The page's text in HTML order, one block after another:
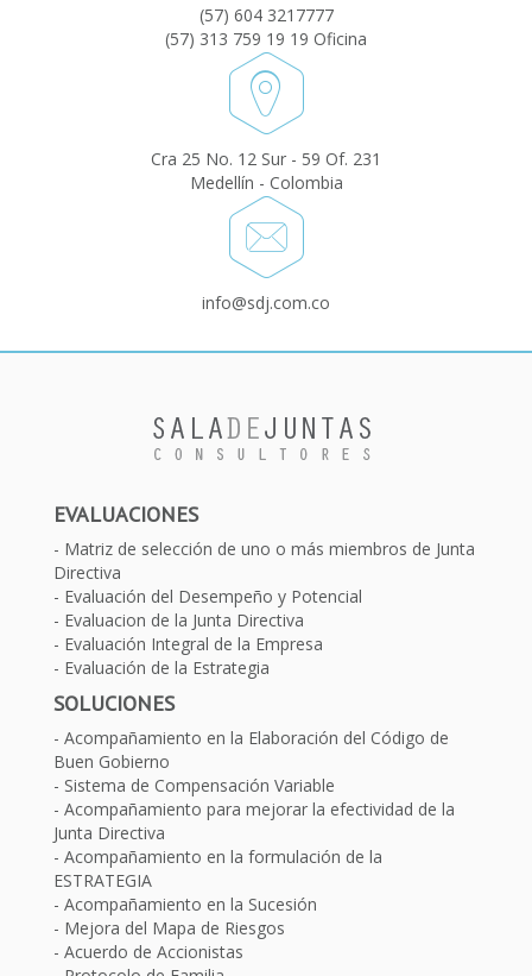
(57) 604 3217777
(57) 313 759 19 19 Oficina
Cra 25 No. 12 Sur - 59 Of. 231
Medellín - Colombia
info@sdj.com.co
EVALUACIONES
Matriz de selección de uno o más miembros de Junta
Directiva
Evaluación del Desempeño y Potencial
Evaluacion de la Junta Directiva
Evaluación Integral de la Empresa
Evaluación de la Estrategia
SOLUCIONES
Acompañamiento en la Elaboración del Código de
Buen Gobierno
Sistema de Compensación Variable
Acompañamiento para mejorar la efectividad de la
Junta Directiva
Acompañamiento en la formulación de la
ESTRATEGIA
Acompañamiento en la Sucesión
Mejora del Mapa de Riesgos
Acuerdo de Accionistas